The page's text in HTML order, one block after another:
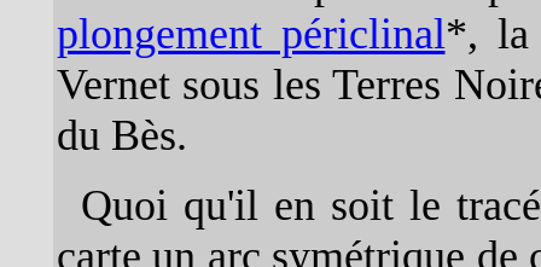
plongement périclinal*, la
Vernet sous les Terres
du Bès.
Quoi qu'il en soit le
carte un arc symétrique